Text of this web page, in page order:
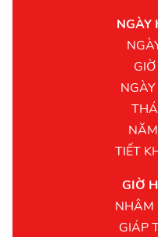
NGÀY
TIẾT
GIỜ
NHÂM
GIÁP